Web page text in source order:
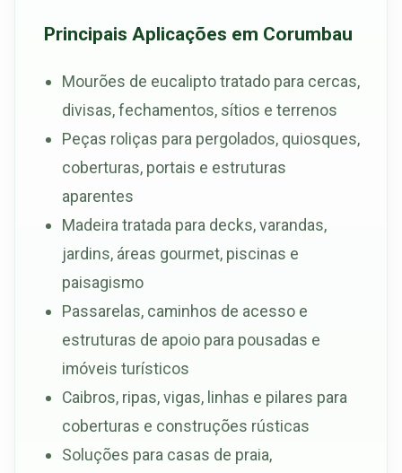
Principais Aplicações em Corumbau
Mourões de eucalipto tratado para cercas,
divisas, fechamentos, sítios e terrenos
Peças roliças para pergolados, quiosques,
coberturas, portais e estruturas
aparentes
Madeira tratada para decks, varandas,
jardins, áreas gourmet, piscinas e
paisagismo
Passarelas, caminhos de acesso e
estruturas de apoio para pousadas e
imóveis turísticos
Caibros, ripas, vigas, linhas e pilares para
coberturas e construções rústicas
Soluções para casas de praia,